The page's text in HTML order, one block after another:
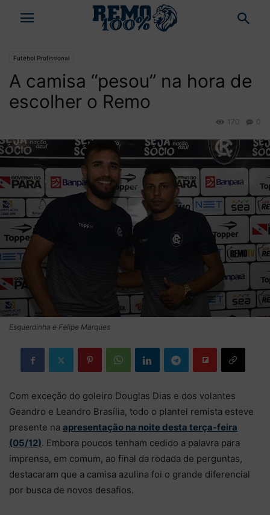
Futebol Profissional
A camisa “pesou” na hora de
escolher o Remo
0
170
Esquerdinha e Felipe Marques
Com exceção do goleiro Douglas Dias e dos volantes
Geandro e Leandro Brasília, todo o plantel remista esteve
presente na apresentação na noite desta terça-feira
(05/12). Embora poucos tenham cedido a palavra para
imprensa, em comum, ao final da rodada de perguntas,
destacaram que a camisa azulina foi o grande diferencial
por busca de novos desafios.